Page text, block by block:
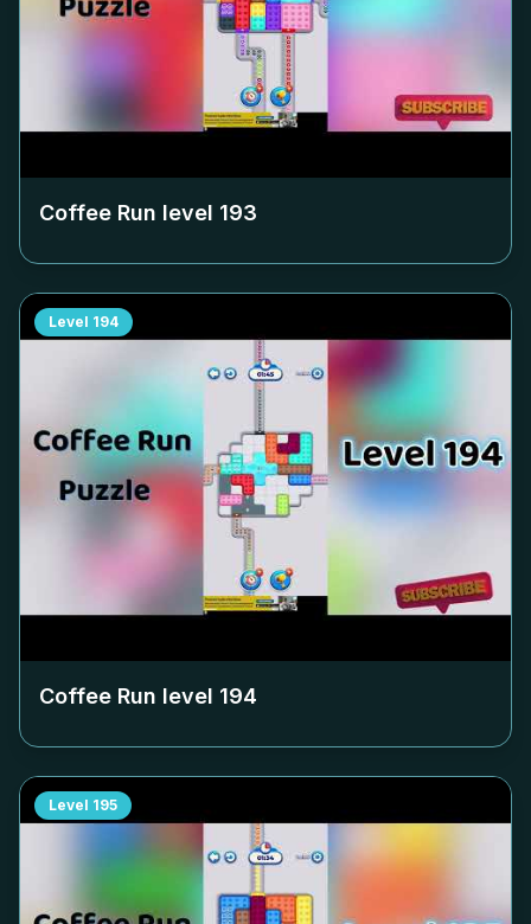
Coffee Run level 193
Level 194
Coffee Run level 194
Level 195